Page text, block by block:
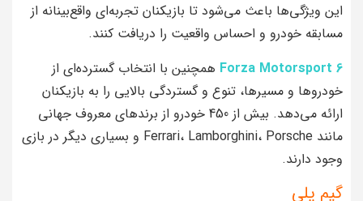
این ویژگی‌ها باعث می‌شود تا بازیکنان تجربه‌ای واقع‌بینانه از
مسابقه خودرو و احساس واقعیت را دریافت کنند.
Forza Motorsport 6 همچنین با انتخاب گسترده‌ای از
خودروها و مسیرها، تنوع و گستردگی بالایی را به بازیکنان
ارائه می‌دهد. بیش از 450 خودرو از برندهای معروف جهانی
مانند Ferrari، Lamborghini، Porsche و بسیاری دیگر در بازی
وجود دارند.
گیم پلی